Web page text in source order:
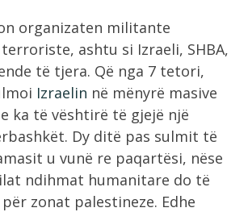
organizaten militante
ashtu si Izraeli, SHBA,
të tjera. Që nga 7 tetori,
Izraelin në mënyrë masive
ka të vështirë të gjejë një
Dy ditë pas sulmit të
u vunë re paqartësi, nëse
ndihmat humanitare do të
zonat palestineze. Edhe